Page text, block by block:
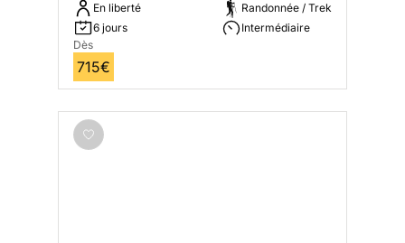
En liberté
6 jours
Randonnée / Trek
Intermédiaire
Dès
715€